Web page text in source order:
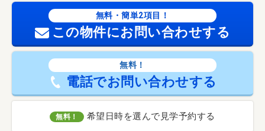
無料・簡単2項目！
この物件にお問い合わせする
無料！
電話でお問い合わせする
無料！ 希望日時を選んで見学予約する